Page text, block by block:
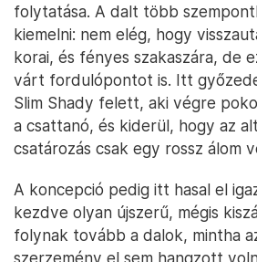
folytatása. A dalt több
kiemelni: nem elég, hogy
korai, és fényes szakaszára, de
várt fordulópontot is. Itt
Slim Shady felett, aki végre
a csattanó, és kiderül, hogy az
csatározás csak egy rossz álom
A koncepció pedig itt hasal el
kezdve olyan újszerű, mégis
folynak tovább a dalok, mintha
szerzemény el sem hangzott